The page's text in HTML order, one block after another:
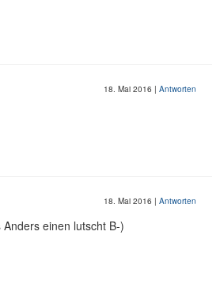
18. Mai 2016 | Antworten
18. Mai 2016 | Antworten
einen lutscht B-)